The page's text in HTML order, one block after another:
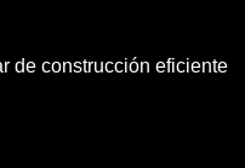
de construcción eficiente